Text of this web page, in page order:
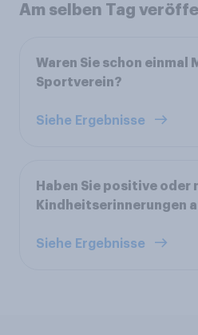
Am selben Tag
Waren Sie schon einmal
Sportverein?
Siehe Ergebnisse
Haben Sie positive oder
Kindheitserinnerungen
Siehe Ergebnisse